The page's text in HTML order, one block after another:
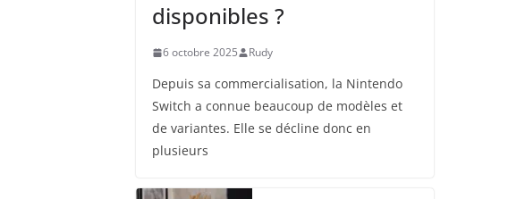
disponibles ?
6 octobre 2025 Rudy
Depuis sa commercialisation, la Nintendo
Switch a connue beaucoup de modèles et
de variantes. Elle se décline donc en
plusieurs